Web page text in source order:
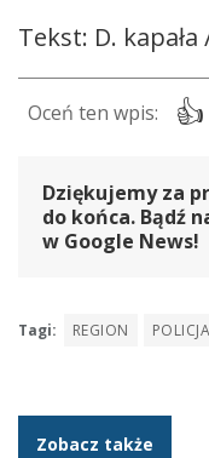
Tekst: D. kapała
Dziękujemy za
do końca. Bądź
w Google News!
Tagi: REGION POLICJA
Zobacz także